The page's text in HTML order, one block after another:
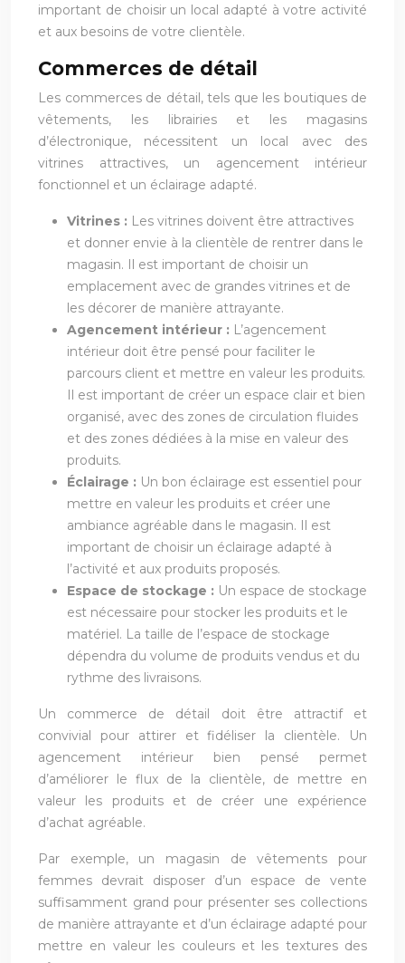
important de choisir un local adapté à votre activité
et aux besoins de votre clientèle.
Commerces de détail
Les commerces de détail, tels que les boutiques de
vêtements, les librairies et les magasins
d’électronique, nécessitent un local avec des
vitrines attractives, un agencement intérieur
fonctionnel et un éclairage adapté.
Vitrines : Les vitrines doivent être attractives
et donner envie à la clientèle de rentrer dans le
magasin. Il est important de choisir un
emplacement avec de grandes vitrines et de
les décorer de manière attrayante.
Agencement intérieur : L’agencement
intérieur doit être pensé pour faciliter le
parcours client et mettre en valeur les produits.
Il est important de créer un espace clair et bien
organisé, avec des zones de circulation fluides
et des zones dédiées à la mise en valeur des
produits.
Éclairage : Un bon éclairage est essentiel pour
mettre en valeur les produits et créer une
ambiance agréable dans le magasin. Il est
important de choisir un éclairage adapté à
l’activité et aux produits proposés.
Espace de stockage : Un espace de stockage
est nécessaire pour stocker les produits et le
matériel. La taille de l’espace de stockage
dépendra du volume de produits vendus et du
rythme des livraisons.
Un commerce de détail doit être attractif et
convivial pour attirer et fidéliser la clientèle. Un
agencement intérieur bien pensé permet
d’améliorer le flux de la clientèle, de mettre en
valeur les produits et de créer une expérience
d’achat agréable.
Par exemple, un magasin de vêtements pour
femmes devrait disposer d’un espace de vente
suffisamment grand pour présenter ses collections
de manière attrayante et d’un éclairage adapté pour
mettre en valeur les couleurs et les textures des